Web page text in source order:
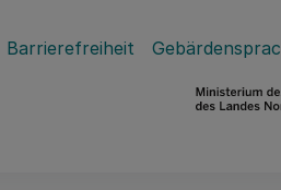
Barrierefreiheit